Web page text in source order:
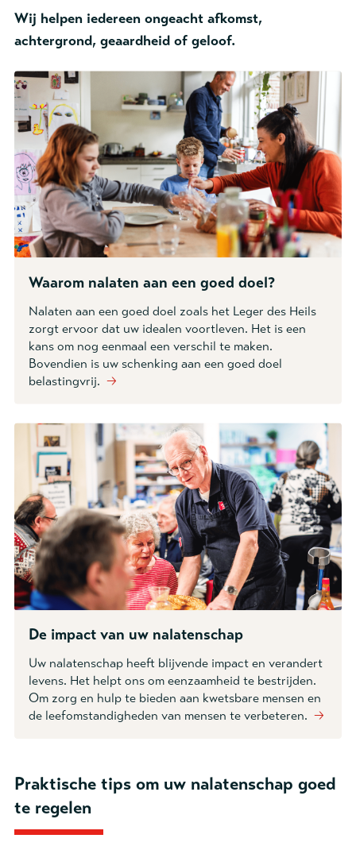
Wij helpen iedereen ongeacht afkomst,
achtergrond, geaardheid of geloof.
Waarom nalaten aan een goed doel?
Nalaten aan een goed doel zoals het Leger des Heils
zorgt ervoor dat uw idealen voortleven. Het is een
kans om nog eenmaal een verschil te maken.
Bovendien is uw schenking aan een goed doel
belastingvrij. 🡢
De impact van uw nalatenschap
Uw nalatenschap heeft blijvende impact en verandert
levens. Het helpt ons om eenzaamheid te bestrijden.
Om zorg en hulp te bieden aan kwetsbare mensen en
de leefomstandigheden van mensen te verbeteren. 🡢
Praktische tips om uw nalatenschap goed
te regelen